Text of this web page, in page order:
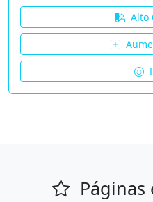
Alto
Páginas